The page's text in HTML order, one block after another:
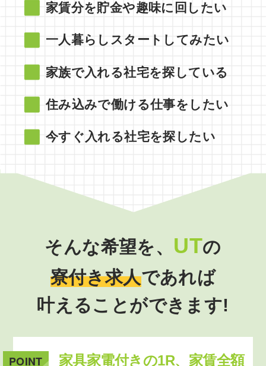
家賃分を貯金や趣味に回したい
一人暮らしスタートしてみたい
家族で入れる社宅を探している
住み込みで働ける仕事をしたい
今すぐ入れる社宅を探したい
そんな希望を、 UTの
寮付き求人であれば
叶えることができます!
POINT 家具家電付きの1R、家賃全額